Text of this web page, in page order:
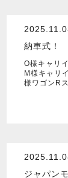
納車式！
O様キャリ
M様キャリ
様ワゴンR
ジャパン